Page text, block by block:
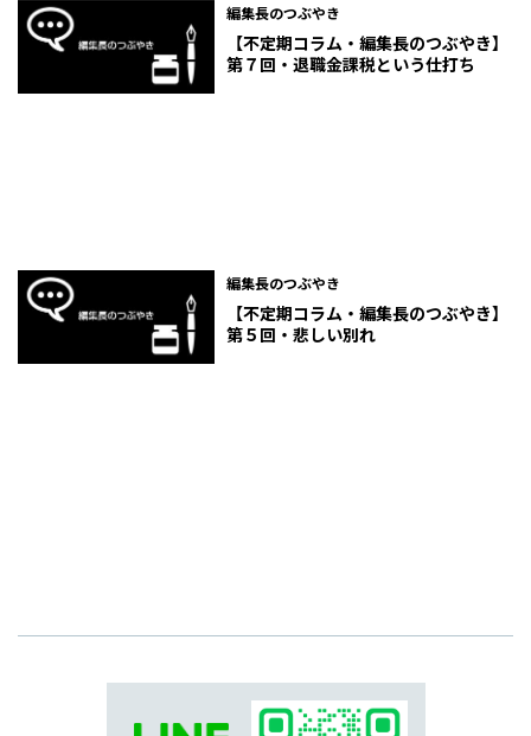
編集長のつぶやき
【不定期コラム・編集長のつぶやき】
第７回・退職金課税という仕打ち
編集長のつぶやき
【不定期コラム・編集長のつぶやき】
第５回・悲しい別れ